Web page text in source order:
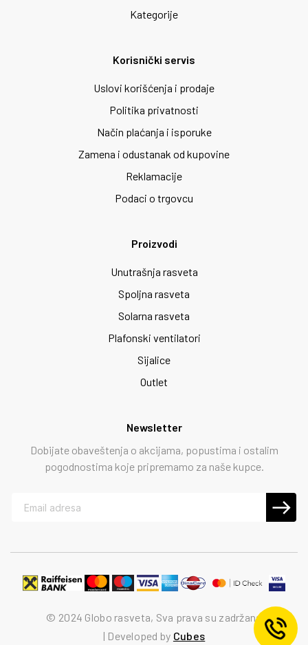
Kategorije
Korisnički servis
Uslovi korišćenja i prodaje
Politika privatnosti
Način plaćanja i isporuke
Zamena i odustanak od kupovine
Reklamacije
Podaci o trgovcu
Proizvodi
Unutrašnja rasveta
Spoljna rasveta
Solarna rasveta
Plafonski ventilatori
Sijalice
Outlet
Newsletter
Dobijate obaveštenja o akcijama, popustima i ostalim
pogodnostima koje pripremamo za naše kupce.
© 2024 Globo rasveta, Sva prava su zadržana
Developed by Cubes